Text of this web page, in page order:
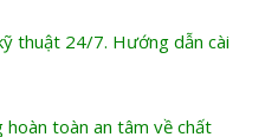
thuật 24/7. Hướng dẫn cài
hoàn toàn an tâm về chất